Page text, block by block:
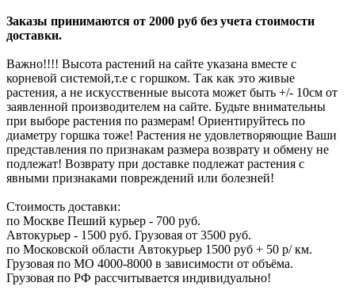
Заказы принимаются от 2000 руб без учета стоимости
доставки.
Важно!!!! Высота растений на сайте указана вместе с
корневой системой,т.е с горшком. Так как это живые
растения, а не искусственные высота может быть +/- 10см от
заявленной производителем на сайте. Будьте внимательны
при выборе растения по размерам! Ориентируйтесь по
диаметру горшка тоже! Растения не удовлетворяющие Ваши
представления по признакам размера возврату и обмену не
подлежат! Возврату при доставке подлежат растения с
явными признаками повреждений или болезней!
Стоимость доставки:
по Москве Пеший курьер - 700 руб.
Автокурьер - 1500 руб. Грузовая от 3500 руб.
по Московской области Автокурьер 1500 руб + 50 р/ км.
Грузовая по МО 4000-8000 в зависимости от объёма.
Грузовая по РФ рассчитывается индивидуально!